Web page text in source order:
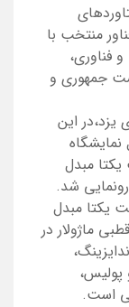
منتخب با
فناوری،
جمهوری و
یزد،در این
آذر ۹۸ در محل نمایشگاه
یکتا مبدل
شد.
یکتا مبدل
ماژولار در
پولیس،
است.